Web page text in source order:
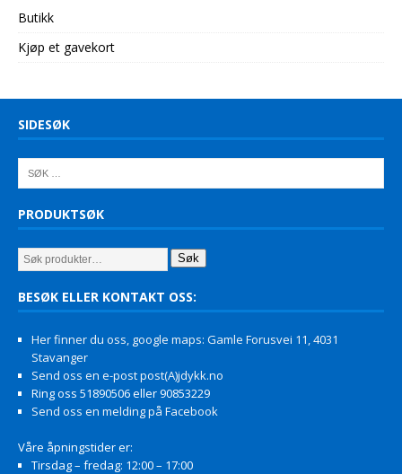
Butikk
Kjøp et gavekort
SIDESØK
PRODUKTSØK
Søk
BESØK ELLER KONTAKT OSS:
Her finner du oss, google maps: Gamle Forusvei 11, 4031
Stavanger
Send oss en e-post post(A)jdykk.no
Ring oss 51890506 eller 90853229
Send oss en melding på Facebook
Våre åpningstider er:
Tirsdag – fredag: 12:00 – 17:00